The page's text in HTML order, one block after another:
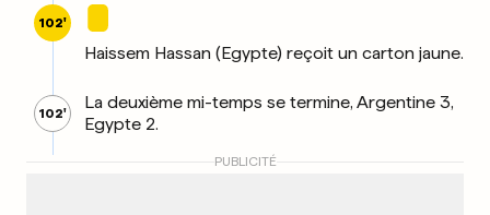
102'
Haissem Hassan (Egypte) reçoit un carton jaune.
102'
La deuxième mi-temps se termine, Argentine 3,
Egypte 2.
PUBLICITÉ